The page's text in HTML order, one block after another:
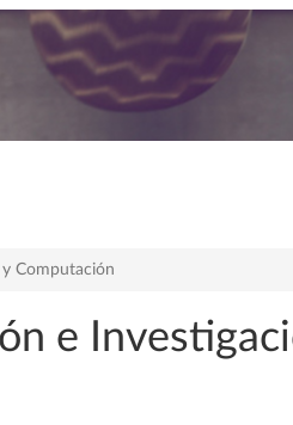
Computación
e